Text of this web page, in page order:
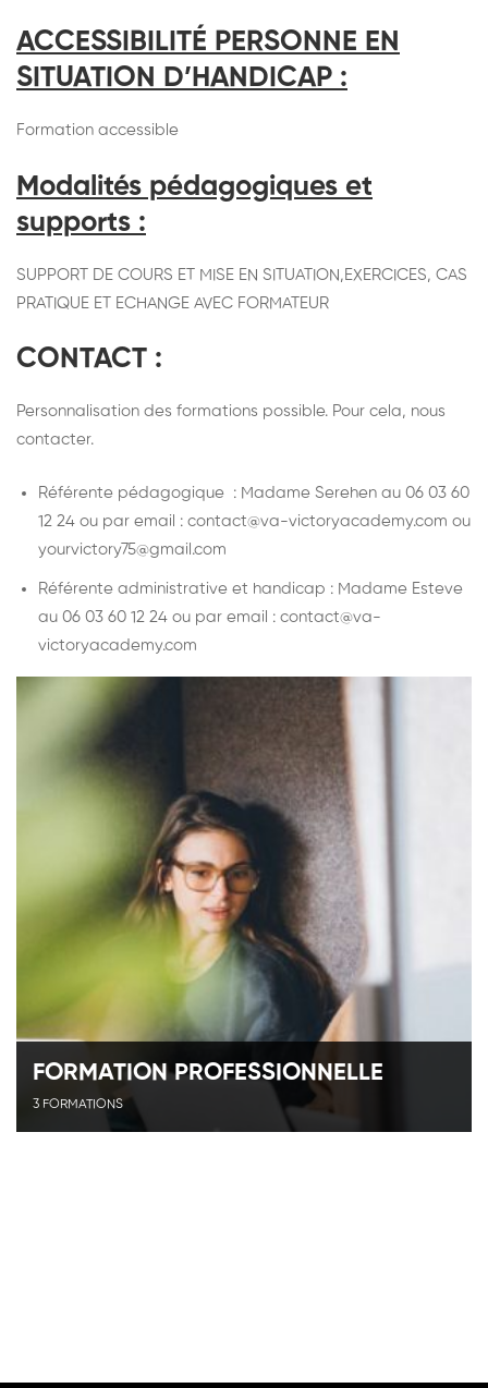
ACCESSIBILITÉ PERSONNE EN
SITUATION D’HANDICAP :
Formation accessible
Modalités pédagogiques et
supports :
SUPPORT DE COURS ET MISE EN SITUATION,EXERCICES, CAS
PRATIQUE ET ECHANGE AVEC FORMATEUR
CONTACT :
Personnalisation des formations possible. Pour cela, nous
contacter.
Référente pédagogique : Madame Serehen au 06 03 60
12 24 ou par email : contact@va-victoryacademy.com ou
yourvictory75@gmail.com
Référente administrative et handicap : Madame Esteve
au 06 03 60 12 24 ou par email : contact@va-
victoryacademy.com
FORMATION PROFESSIONNELLE
3 FORMATIONS